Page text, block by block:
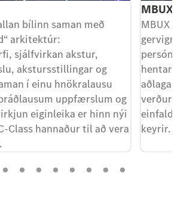
bílinn saman með
arkitektúr:
sjálfvirkan akstur,
akstursstillingar og
í einu hnökralausu
uppfærslum og
eiginleika er hinn nýi
Class hannaður til að vera
MBUX
hentar
verður
keyrir.